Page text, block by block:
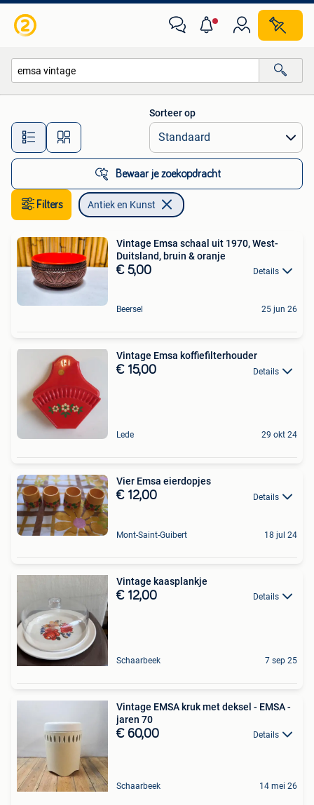
Alle afstanden…
Sorteer op
Bewaar je zoekopdracht
Filters Antiek en Kunst
Vintage Emsa schaal uit 1970, West-
Duitsland, bruin & oranje
€ 5,00 Details
Beersel 25 jun 26
Vintage Emsa koffiefilterhouder
€ 15,00 Details
Lede 29 okt 24
Vier Emsa eierdopjes
€ 12,00 Details
Mont-Saint-Guibert 18 jul 24
Vintage kaasplankje
€ 12,00 Details
Schaarbeek 7 sep 25
Vintage EMSA kruk met deksel - EMSA -
jaren 70
€ 60,00 Details
Schaarbeek 14 mei 26